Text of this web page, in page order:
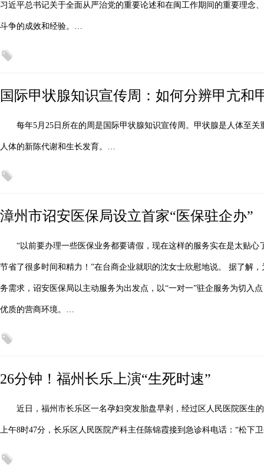
习近平总书记关于全面从严治党的重要论述和在闽工作期间的重要理念
斗争的成效和经验。…
国际甲状腺知识宣传周：如何分辨甲亢和
每年5月25日所在的周是国际甲状腺知识宣传周。甲状腺是人体至
人体的新陈代谢和生长发育。…
漳州市诏安医保局设立首家“医保驻企办”
“以前要办理一些医保业务都要请假，现在这样的服务实在是太贴
节省了很多时间和精力！”在台商企业就职的沈女士欣慰地说。 据了解
务需求，诏安医保局以主动服务为出发点，以“一对一”驻企服务为切入
优质的营商环境。…
26分钟！福州长乐上演“生死时速”
近日，福州市长乐区一名孕妇突发胎盘早剥，经过区人民医院医生
上午8时47分，长乐区人民医院产科主任陈锦霞接到急诊科电话：“松下